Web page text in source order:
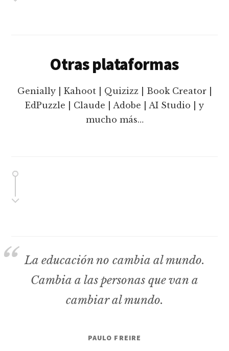
Otras plataformas
Genially | Kahoot | Quizizz | Book Creator |
EdPuzzle | Claude | Adobe | AI Studio | y
mucho más…
La educación no cambia al mundo.
Cambia a las personas que van a
cambiar al mundo.
PAULO FREIRE